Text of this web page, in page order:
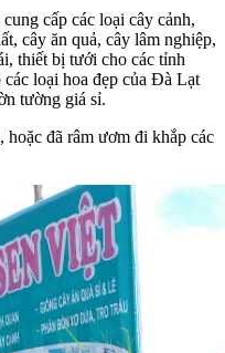
cấp các loại cây cảnh,
cây ăn quả, cây lâm nghiệp,
thiết bị tưới cho các tỉnh
loại hoa đẹp của Đà Lạt
tường giá sỉ.
đã râm ươm đi khắp các